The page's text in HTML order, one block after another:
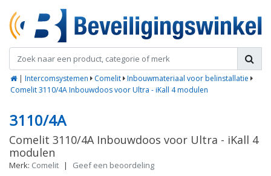
| Intercomsystemen Comelit Inbouwmateriaal voor belinstallatie
Comelit 3110/4A Inbouwdoos voor Ultra - iKall 4 modulen
3110/4A
Comelit 3110/4A Inbouwdoos voor Ultra - iKall 4
modulen
Merk: Comelit | Geef een beoordeling